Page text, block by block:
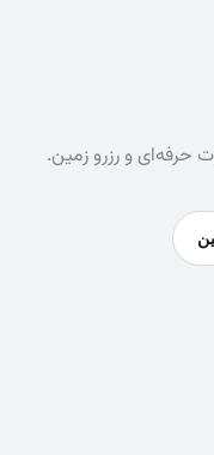
و رزرو زمین.